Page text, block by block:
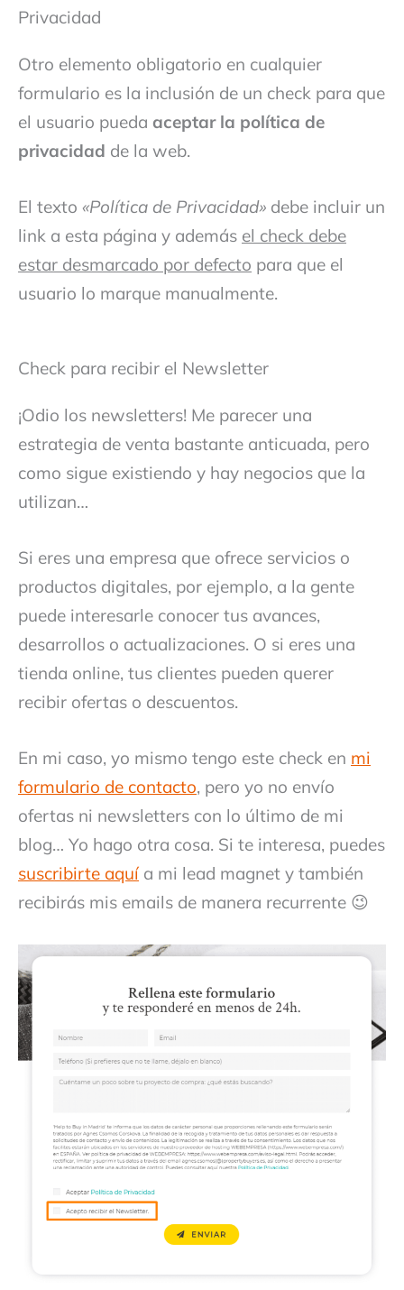
Privacidad
Otro elemento obligatorio en cualquier
formulario es la inclusión de un check para que
el usuario pueda aceptar la política de
privacidad de la web.
El texto «Política de Privacidad» debe incluir un
link a esta página y además el check debe
estar desmarcado por defecto para que el
usuario lo marque manualmente.
Check para recibir el Newsletter
¡Odio los newsletters! Me parecer una
estrategia de venta bastante anticuada, pero
como sigue existiendo y hay negocios que la
utilizan…
Si eres una empresa que ofrece servicios o
productos digitales, por ejemplo, a la gente
puede interesarle conocer tus avances,
desarrollos o actualizaciones. O si eres una
tienda online, tus clientes pueden querer
recibir ofertas o descuentos.
En mi caso, yo mismo tengo este check en mi
formulario de contacto, pero yo no envío
ofertas ni newsletters con lo último de mi
blog… Yo hago otra cosa. Si te interesa, puedes
suscribirte aquí a mi lead magnet y también
recibirás mis emails de manera recurrente 😉